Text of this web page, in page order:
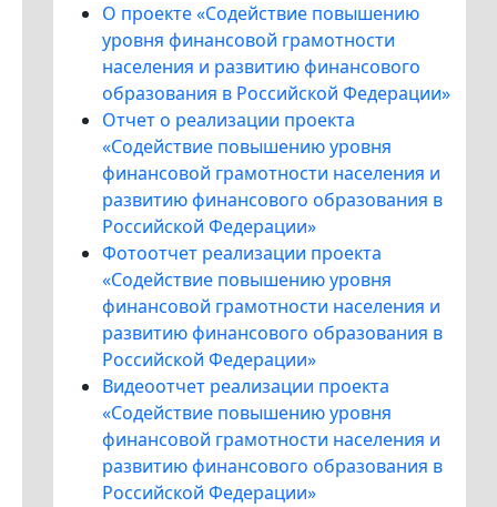
О проекте «Содействие повышению
уровня финансовой грамотности
населения и развитию финансового
образования в Российской Федерации»
Отчет о реализации проекта
«Содействие повышению уровня
финансовой грамотности населения и
развитию финансового образования в
Российской Федерации»
Фотоотчет реализации проекта
«Содействие повышению уровня
финансовой грамотности населения и
развитию финансового образования в
Российской Федерации»
Видеоотчет реализации проекта
«Содействие повышению уровня
финансовой грамотности населения и
развитию финансового образования в
Российской Федерации»